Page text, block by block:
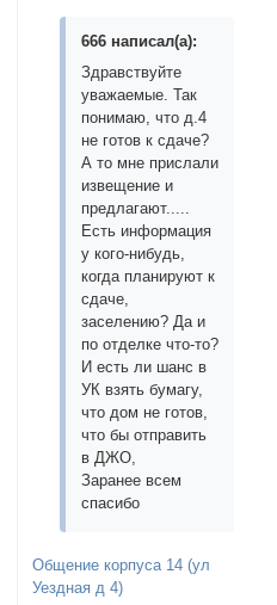
666 написал(а):
Здравствуйте
уважаемые. Так
понимаю, что д.4
не готов к сдаче?
А то мне прислали
извещение и
предлагают.....
Есть информация
у кого-нибудь,
когда планируют к
сдаче,
заселению? Да и
по отделке что-то?
И есть ли шанс в
УК взять бумагу,
что дом не готов,
что бы отправить
в ДЖО,
Заранее всем
спасибо
Общение корпуса 14 (ул
Уездная д 4)